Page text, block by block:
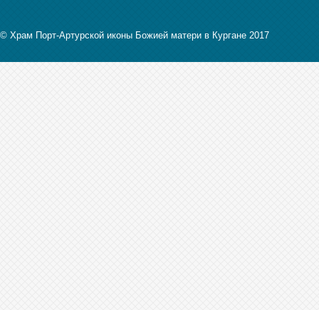
© Храм Порт-Артурской иконы Божией матери в Кургане 2017